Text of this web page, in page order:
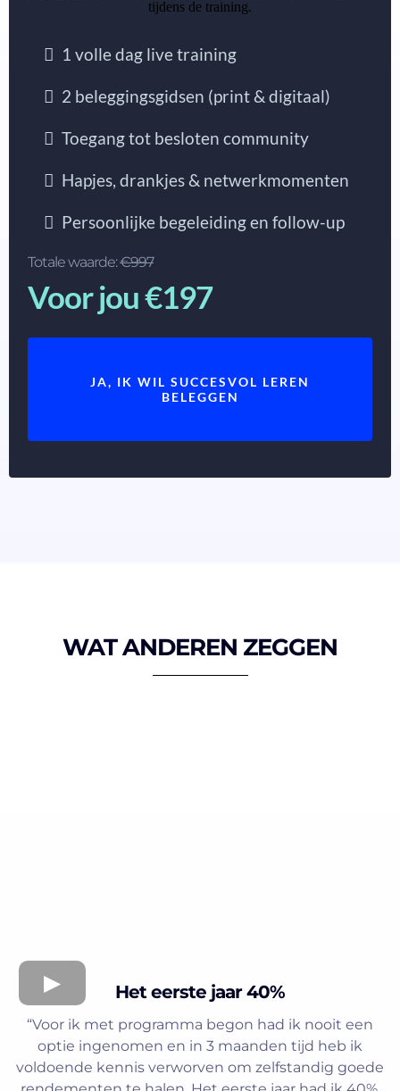
1 volle dag live training
2 beleggingsgidsen (print & digitaal)
Toegang tot besloten community
Hapjes, drankjes & netwerkmomenten
Persoonlijke begeleiding en follow-up
Totale waarde:€997
Voor jou €197
JA, IK WIL SUCCESVOL LEREN
BELEGGEN
WAT ANDEREN ZEGGEN
Het eerste jaar 40%
“Voor ik met programma begon had ik nooit een
optie ingenomen en in 3 maanden tijd heb ik
voldoende kennis verworven om zelfstandig goede